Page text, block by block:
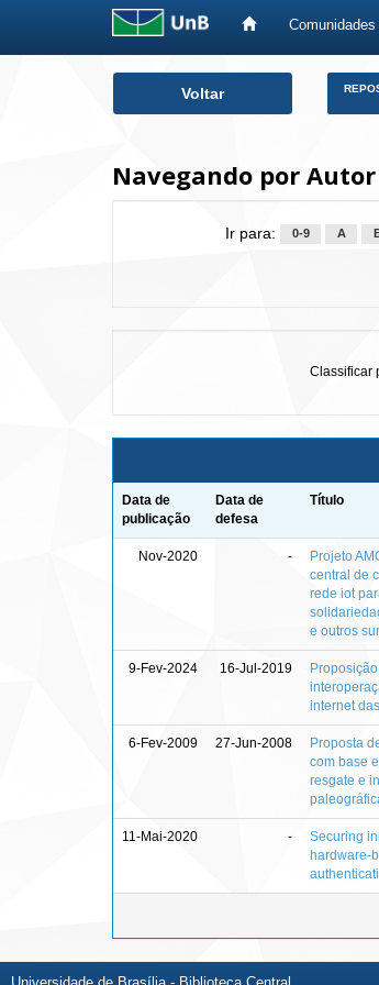
Voltar
Navegando por
Ir para: 0-9 A
Classificar
Data de
publicação
Data de
defesa
Título
Nov-2020 -
Projeto
central de
rede iot
e outros
9-Fev-2024 16-Jul-2019
internet
6-Fev-2009 27-Jun-2008
Proposta
com base
resgate e
11-Mai-2020 -
Securing
hardware-
Universidade de Brasília - Biblioteca Central